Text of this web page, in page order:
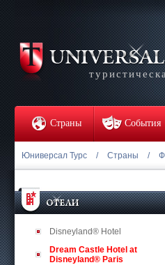
Страны События
Юниверсал Турс / Страны /
Disneyland® Hotel
Dream Castle Hotel at
Disneyland® Paris